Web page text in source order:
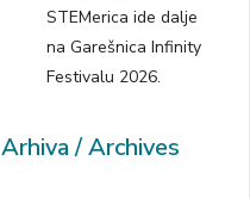
STEMerica ide dalje
na Garešnica Infinity
Festivalu 2026.
Arhiva / Archives